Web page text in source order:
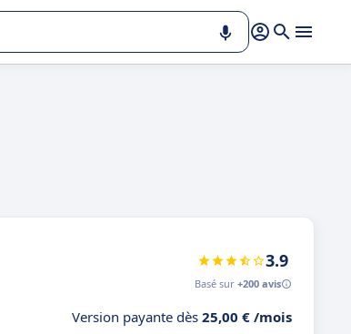
3.9
Basé sur +200 avis
Version payante dès 25,00 € /mois